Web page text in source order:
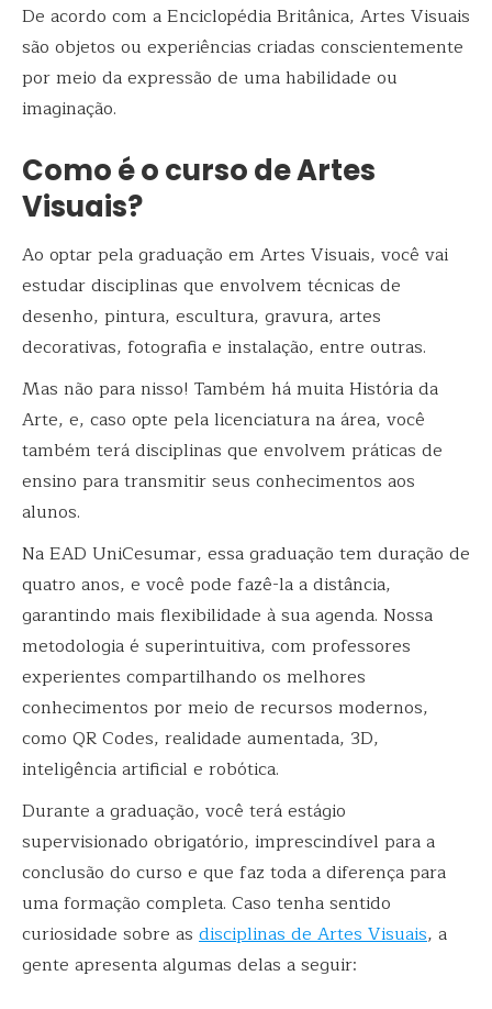
De acordo com a Enciclopédia Britânica, Artes Visuais
são objetos ou experiências criadas conscientemente
por meio da expressão de uma habilidade ou
imaginação.
Como é o curso de Artes
Visuais?
Ao optar pela graduação em Artes Visuais, você vai
estudar disciplinas que envolvem técnicas de
desenho, pintura, escultura, gravura, artes
decorativas, fotografia e instalação, entre outras.
Mas não para nisso! Também há muita História da
Arte, e, caso opte pela licenciatura na área, você
também terá disciplinas que envolvem práticas de
ensino para transmitir seus conhecimentos aos
alunos.
Na EAD UniCesumar, essa graduação tem duração de
quatro anos, e você pode fazê-la a distância,
garantindo mais flexibilidade à sua agenda. Nossa
metodologia é superintuitiva, com professores
experientes compartilhando os melhores
conhecimentos por meio de recursos modernos,
como QR Codes, realidade aumentada, 3D,
inteligência artificial e robótica.
Durante a graduação, você terá estágio
supervisionado obrigatório, imprescindível para a
conclusão do curso e que faz toda a diferença para
uma formação completa. Caso tenha sentido
curiosidade sobre as disciplinas de Artes Visuais, a
gente apresenta algumas delas a seguir: